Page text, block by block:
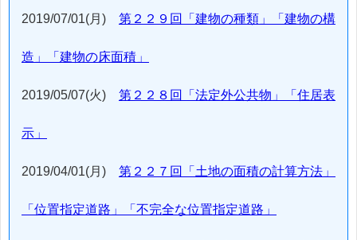
2019/07/01(月) 第２２９回「建物の種類」「建物の構
造」「建物の床面積」
2019/05/07(火) 第２２８回「法定外公共物」「住居表
示」
2019/04/01(月) 第２２７回「土地の面積の計算方法」
「位置指定道路」「不完全な位置指定道路」